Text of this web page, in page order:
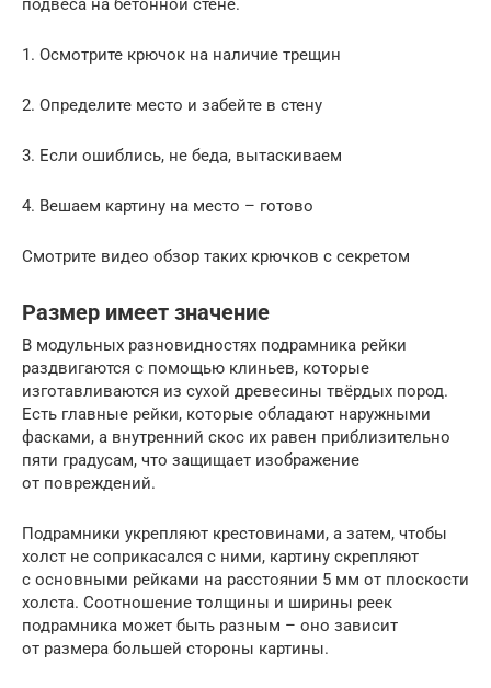
подвеса на бетонной стене.
1. Осмотрите крючок на наличие трещин
2. Определите место и забейте в стену
3. Если ошиблись, не беда, вытаскиваем
4. Вешаем картину на место – готово
Смотрите видео обзор таких крючков с секретом
Размер имеет значение
В модульных разновидностях подрамника рейки
раздвигаются с помощью клиньев, которые
изготавливаются из сухой древесины твёрдых пород.
Есть главные рейки, которые обладают наружными
фасками, а внутренний скос их равен приблизительно
пяти градусам, что защищает изображение
от повреждений.
Подрамники укрепляют крестовинами, а затем, чтобы
холст не соприкасался с ними, картину скрепляют
с основными рейками на расстоянии 5 мм от плоскости
холста. Соотношение толщины и ширины реек
подрамника может быть разным – оно зависит
от размера большей стороны картины.